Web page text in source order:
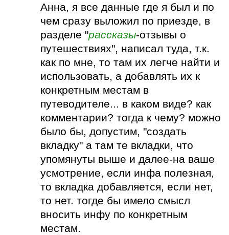
Анна, я все данные где я был и по
чем сразу выложил по приезде, в
разделе "рассказы-отзывы о
путешествиях", написал туда, т.к.
как по мне, то там их легче найти и
использовать, а добавлять их к
конкретным местам в
путеводителе... в каком виде? как
комментарии? тогда к чему? можно
было бы, допустим, "создать
вкладку" а там те вкладки, что
упомянуты выше и далее-на ваше
усмотрение, если инфа полезная,
то вкладка добавляется, если нет,
то нет. тогде бы имело смысл
вносить инфу по конкретным
местам.